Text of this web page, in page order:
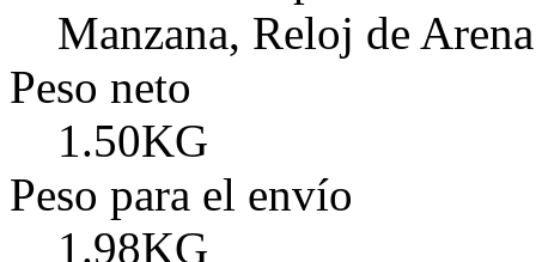
Manzana, Reloj de Arena
Peso neto
1.50KG
Peso para el envío
1.98KG